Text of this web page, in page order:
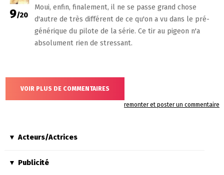
9/20
Moui, enfin, finalement, il ne se passe grand chose
d'autre de très différent de ce qu'on a vu dans le pré-
générique du pilote de la série. Ce tir au pigeon n'a
absolument rien de stressant.
VOIR PLUS DE COMMENTAIRES
remonter et poster un commentaire
Acteurs/Actrices
Publicité